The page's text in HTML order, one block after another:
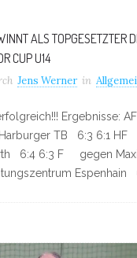
ALS TOPGESETZTER
CUP U14
Jens Werner in
Ergebnisse:
TB 6:3 6:1 HF
6:4 6:3 F gegen
Espenhain